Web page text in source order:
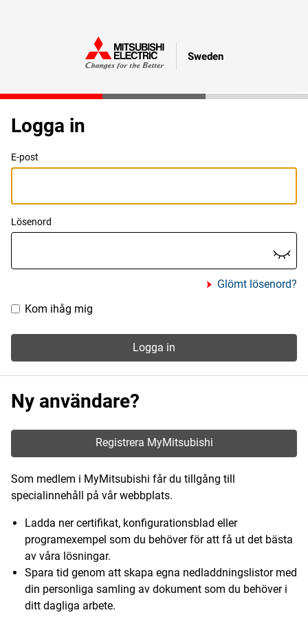
Sweden
Logga in
E-post
Lösenord
Glömt lösenord?
Kom ihåg mig
Logga in
Ny användare?
Registrera MyMitsubishi
Som medlem i MyMitsubishi får du tillgång till
specialinnehåll på vår webbplats.
Ladda ner certifikat, konfigurationsblad eller
programexempel som du behöver för att få ut det bästa
av våra lösningar.
Spara tid genom att skapa egna nedladdningslistor med
din personliga samling av dokument som du behöver i
ditt dagliga arbete.